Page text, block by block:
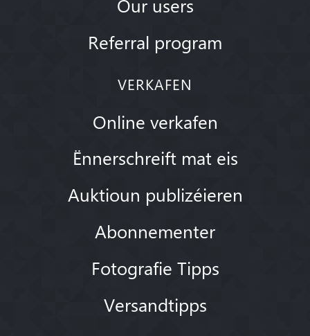
Referral program
VERKAFEN
Online verkafen
Ënnerschreift mat eis
Auktioun publizéieren
Abonnementer
Fotografie Tipps
Versandtipps